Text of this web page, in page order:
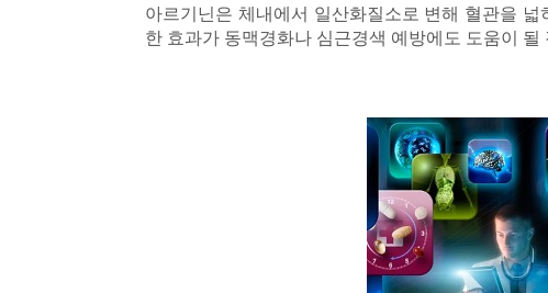
아르기닌은 체내에서 일산화질소 로 변해 혈관을 넓
한 효과가 동맥경화나 심근경색 예방에도 도움이 될